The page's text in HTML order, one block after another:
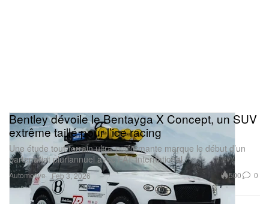
Automotive
Bentley dévoile le Bentayga X Concept, un SUV
extrême taillé pour l’ice racing
Une étude tout-terrain ultra-performante marque le début d’un
partenariat pluriannuel avec FAT International.
Feb 3, 2026 500 0